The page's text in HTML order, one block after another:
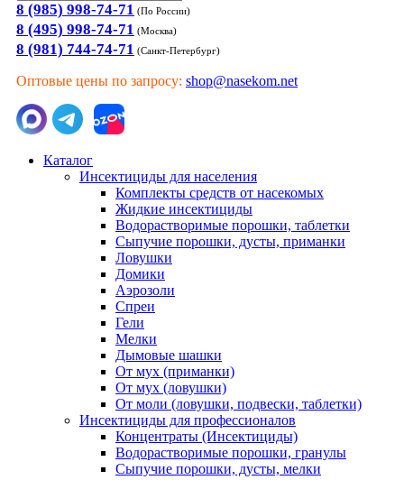
8 (985) 998-74-71 (По России)
8 (495) 998-74-71 (Москва)
8 (981) 744-74-71 (Санкт-Петербург)
Оптовые цены по запросу: shop@nasekom.net
Каталог
Инсектициды для населения
Комплекты средств от насекомых
Жидкие инсектициды
Водорастворимые порошки, таблетки
Сыпучие порошки, дусты, приманки
Ловушки
Домики
Аэрозоли
Спреи
Гели
Мелки
Дымовые шашки
От мух (приманки)
От мух (ловушки)
От моли (ловушки, подвески, таблетки)
Инсектициды для профессионалов
Концентраты (Инсектициды)
Водорастворимые порошки, гранулы
Сыпучие порошки, дусты, мелки